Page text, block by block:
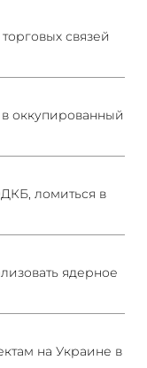
связей
оккупированный
ломиться в
ядерное
на Украине в